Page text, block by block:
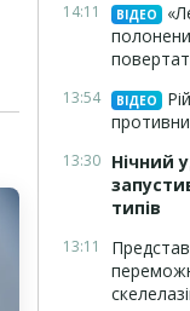
14:11 ВІДЕО
13:54 ВІДЕО
13:30 Нічний
типів
13:11